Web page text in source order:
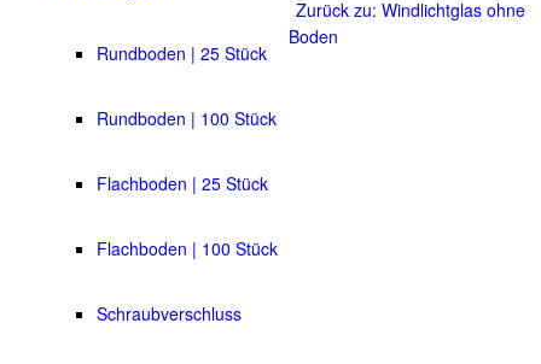
Rundboden | 25 Stück
Rundboden | 100 Stück
Flachboden | 25 Stück
Flachboden | 100 Stück
Schraubverschluss
Zurück zu: Windlichtglas ohne
Boden